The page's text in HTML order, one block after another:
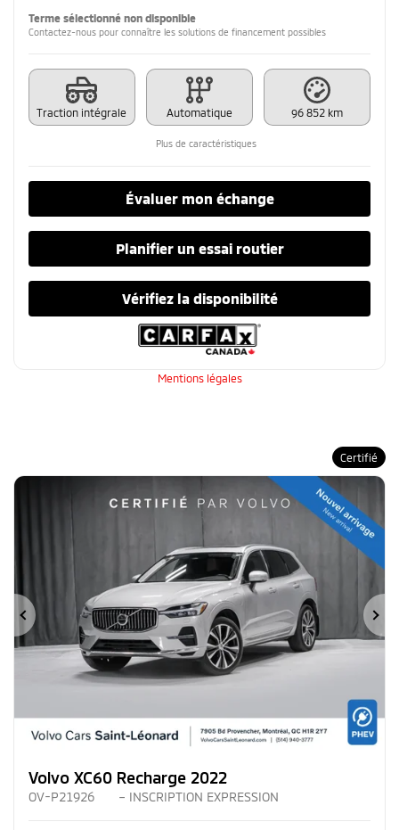
Terme sélectionné non disponible
Contactez-nous pour connaître les solutions de financement possibles
Traction intégrale Automatique 96 852 km
Plus de caractéristiques
Évaluer mon échange
Planifier un essai routier
Vérifiez la disponibilité
Mentions légales
Certifié
Précédent
Volvo XC60 Recharge 2022
OV-P21926 – INSCRIPTION EXPRESSION